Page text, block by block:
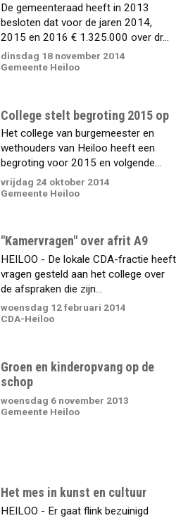
De gemeenteraad heeft in 2013
besloten dat voor de jaren 2014,
2015 en 2016 € 1.325.000 over dr...
dinsdag 18 november 2014
Gemeente Heiloo
College stelt begroting 2015 op
Het college van burgemeester en
wethouders van Heiloo heeft een
begroting voor 2015 en volgende...
vrijdag 24 oktober 2014
Gemeente Heiloo
"Kamervragen" over afrit A9
HEILOO - De lokale CDA-fractie heeft
vragen gesteld aan het college over
de afspraken die zijn...
woensdag 12 februari 2014
CDA-Heiloo
Groen en kinderopvang op de
schop
woensdag 6 november 2013
Gemeente Heiloo
Het mes in kunst en cultuur
HEILOO - Er gaat flink bezuinigd